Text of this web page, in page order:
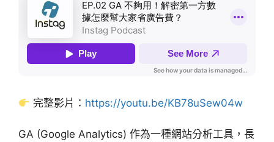
完整影片： https://youtu.be/KB78uSew04w
GA (Google Analytics) 作為一種網站分析工具，長